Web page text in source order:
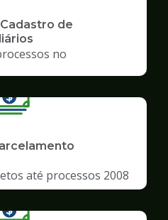
de
no
até processos 2008